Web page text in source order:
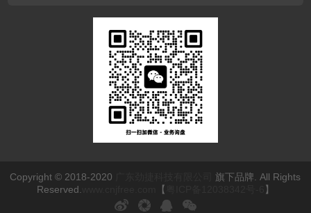
Copyright © 2018-2020
旗下品牌. All Rights
Reserved.
【 】